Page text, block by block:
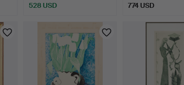
528 USD
774 USD